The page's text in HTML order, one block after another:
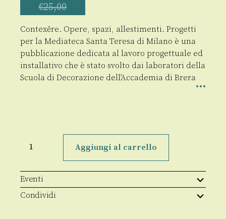
€25,00
Contexěre. Opere, spazi, allestimenti. Progetti
per la Mediateca Santa Teresa di Milano è una
pubblicazione dedicata al lavoro progettuale ed
installativo che è stato svolto dai laboratori della
Scuola di Decorazione dell’Accademia di Brera
Opere,
quantità
Aggiungi al carrello
Eventi
Condividi